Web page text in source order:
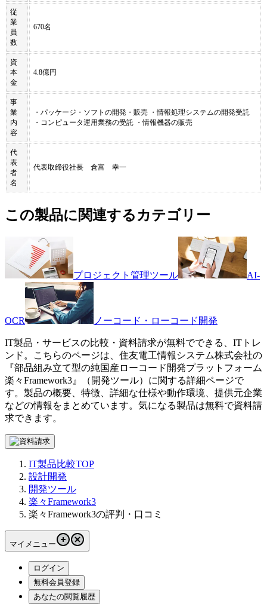
従
業
員
数
670名
資
本
金
4.8億円
事
業
内
容
・パッケージ・ソフトの開発・販売 ・情報処理システムの開発受託
・コンピュータ運用業務の受託 ・情報機器の販売
代
表
者
名
代表取締役社長 倉富 幸一
この製品に関連するカテゴリー
プロジェクト管理ツール AI-
OCR ノーコード・ローコード開発
IT製品・サービスの比較・資料請求が無料でできる、ITトレ
ンド。こちらのページは、 住友電工情報システム株式会社の
『部品組み立て型の純国産ローコード開発プラットフォーム
楽々Framework3 』（ 開発ツール）に関する詳細ページで
す。製品の概要、特徴、詳細な仕様や動作環境、提供元企業
などの情報をまとめています。気になる製品は無料で資料請
求できます。
IT製品比較TOP
設計開発
開発ツール
楽々Framework3
楽々Framework3の評判・口コミ
マイメニュー
ログイン
無料会員登録
あなたの閲覧履歴